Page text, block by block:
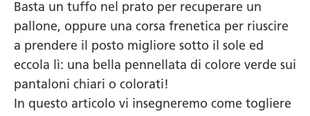
Basta un tuffo nel prato per recuperare un
pallone, oppure una corsa frenetica per riuscire
a prendere il posto migliore sotto il sole ed
eccola lì: una bella pennellata di colore verde sui
pantaloni chiari o colorati!
In questo articolo vi insegneremo come togliere